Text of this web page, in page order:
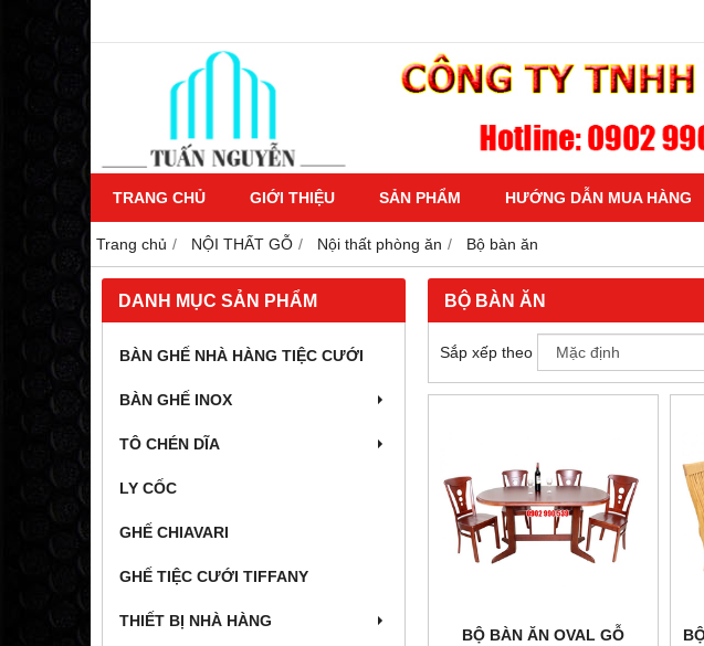
TRANG CHỦ GIỚI THIỆU SẢN PHẨM HƯỚNG DẪN MUA HÀNG
Trang chủ NỘI THẤT GỖ Nội thất phòng ăn Bộ bàn ăn
DANH MỤC SẢN PHẨM
BÀN GHẾ NHÀ HÀNG TIỆC CƯỚI
BÀN GHẾ INOX
TÔ CHÉN DĨA
LY CỐC
GHẾ CHIAVARI
GHẾ TIỆC CƯỚI TIFFANY
THIẾT BỊ NHÀ HÀNG
BỘ BÀN ĂN
Sắp xếp theo
BỘ BÀN ĂN OVAL GỖ